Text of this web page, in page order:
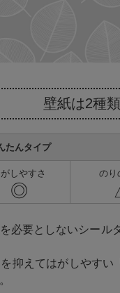
壁紙は2種
たんタイプ
しやすさ
◎
のり
必要としないシー
抑えてはがしやす